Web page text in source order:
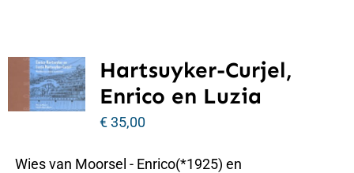
Hartsuyker-Curjel,
Enrico en Luzia
€35,00
Wies van Moorsel - Enrico(*1925) en